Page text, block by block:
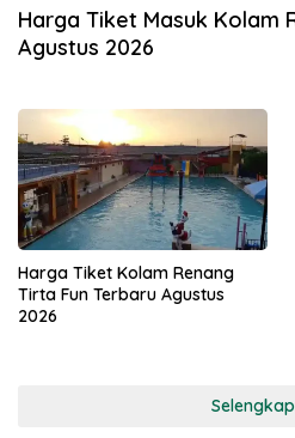
Harga Tiket Masuk Kolam
Agustus 2026
Harga Tiket Kolam Renang
Tirta Fun Terbaru Agustus
2026